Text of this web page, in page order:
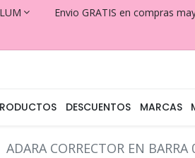
Envio GRATIS en compras
DESCUENTOS MARCAS
ADARA CORRECTOR EN BARRA